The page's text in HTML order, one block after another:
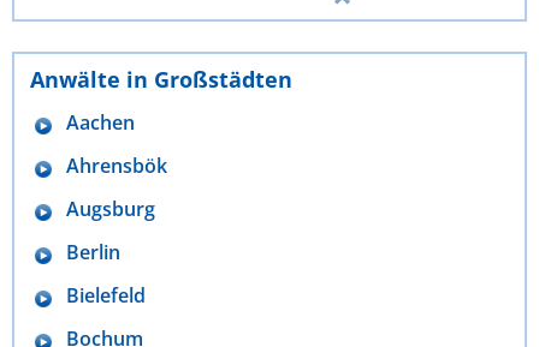
Anwälte in Großstädten
Aachen
Ahrensbök
Augsburg
Berlin
Bielefeld
Bochum